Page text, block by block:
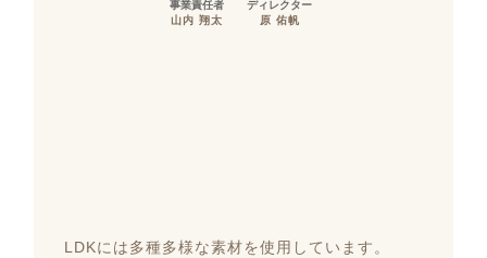
事業責任者
山内 翔太
ディレクター
原 佑帆
LDKには多種多様な素材を使用しています。